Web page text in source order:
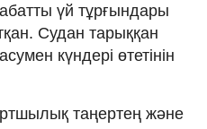
үй тұрғындары
Судан тарыққан
күндері өтетінін
таңертең және